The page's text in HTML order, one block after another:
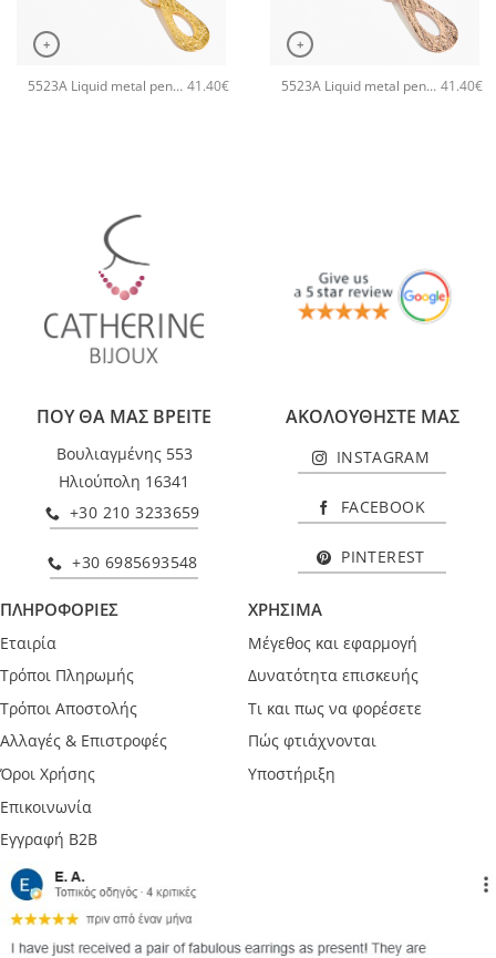
+
5523A Liquid metal pendant χειροποίητο κολιέ Catherine bijoux Χρυσό 41.40€
+
5523A Liquid metal pendant χειροποίητο κολιέ Catherine bijoux Ροζ χρυσό 41.40€
ΠΟΥ ΘΑ ΜΑΣ ΒΡΕΙΤΕ
Βουλιαγμένης 553
Ηλιούπολη 16341
+30 210 3233659
+30 6985693548
ΑΚΟΛΟΥΘΗΣΤΕ ΜΑΣ
INSTAGRAM
FACEBOOK
PINTEREST
ΠΛΗΡΟΦΟΡΙΕΣ
Εταιρία
Τρόποι Πληρωμής
Τρόποι Αποστολής
Αλλαγές & Επιστροφές
Όροι Χρήσης
Επικοινωνία
Εγγραφή B2B
ΧΡΗΣΙΜΑ
Μέγεθος και εφαρμογή
Δυνατότητα επισκευής
Τι και πως να φορέσετε
Πώς φτιάχνονται
Υποστήριξη